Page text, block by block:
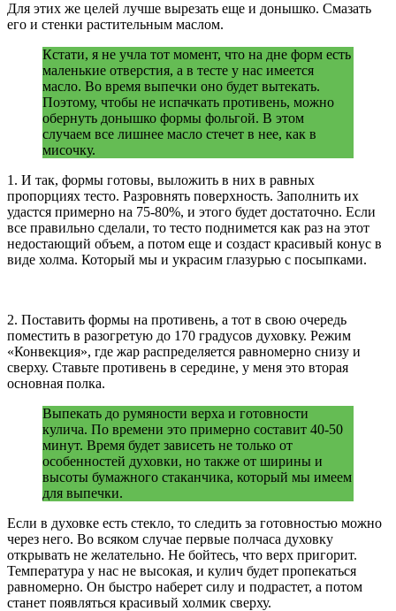
Для этих же целей лучше вырезать еще и донышко. Смазать
его и стенки растительным маслом.
Кстати, я не учла тот момент, что на дне форм есть
маленькие отверстия, а в тесте у нас имеется
масло. Во время выпечки оно будет вытекать.
Поэтому, чтобы не испачкать противень, можно
обернуть донышко формы фольгой. В этом
случаем все лишнее масло стечет в нее, как в
мисочку.
1. И так, формы готовы, выложить в них в равных
пропорциях тесто. Разровнять поверхность. Заполнить их
удастся примерно на 75-80%, и этого будет достаточно. Если
все правильно сделали, то тесто поднимется как раз на этот
недостающий объем, а потом еще и создаст красивый конус в
виде холма. Который мы и украсим глазурью с посыпками.
2. Поставить формы на противень, а тот в свою очередь
поместить в разогретую до 170 градусов духовку. Режим
«Конвекция», где жар распределяется равномерно снизу и
сверху. Ставьте противень в середине, у меня это вторая
основная полка.
Выпекать до румяности верха и готовности
кулича. По времени это примерно составит 40-50
минут. Время будет зависеть не только от
особенностей духовки, но также от ширины и
высоты бумажного стаканчика, который мы имеем
для выпечки.
Если в духовке есть стекло, то следить за готовностью можно
через него. Во всяком случае первые полчаса духовку
открывать не желательно. Не бойтесь, что верх пригорит.
Температура у нас не высокая, и кулич будет пропекаться
равномерно. Он быстро наберет силу и подрастет, а потом
станет появляться красивый холмик сверху.